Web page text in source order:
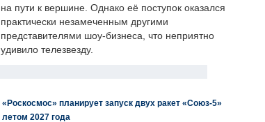
на пути к вершине. Однако её поступок оказался
практически незамеченным другими
представителями шоу-бизнеса, что неприятно
удивило телезвезду.
«Роскосмос» планирует запуск двух ракет «Союз-5»
летом 2027 года